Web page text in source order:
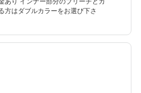
方はダブルカラーをお選び下さ